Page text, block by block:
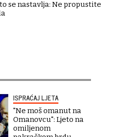
se nastavlja: Ne propustite
ISPRAĆAJ LJETA
"Ne moš omanut na
Omanovcu": Ljeto na
omiljenom